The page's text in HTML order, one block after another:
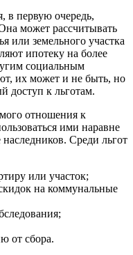
в первую очередь,
может рассчитывать
или земельного участка
ипотеку на более
социальным
их может и не быть, но
доступ к льготам.
отношения к
ими наравне
Среди льгот
или участок;
на коммунальные
от сбора.